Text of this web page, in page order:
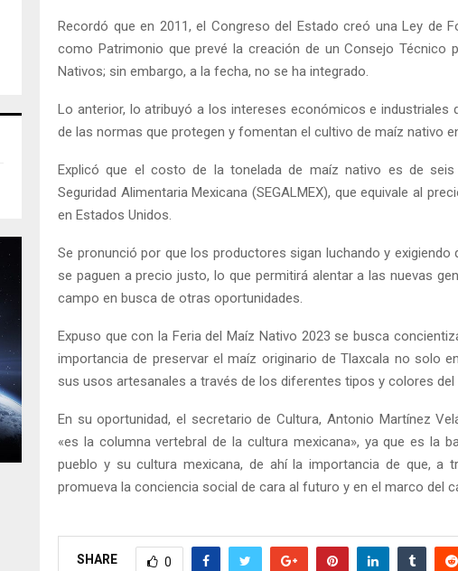
Recordó que en 2011, el Congreso del Estado creó una Ley de
como Patrimonio que prevé la creación de un Consejo Técnico
Nativos; sin embargo, a la fecha, no se ha integrado.
Lo anterior, lo atribuyó a los intereses económicos e industriales
de las normas que protegen y fomentan el cultivo de maíz nativo
Explicó que el costo de la tonelada de maíz nativo es de
Seguridad Alimentaria Mexicana (SEGALMEX), que equivale al
en Estados Unidos.
Se pronunció por que los productores sigan luchando y
se paguen a precio justo, lo que permitirá alentar a las nuevas
campo en busca de otras oportunidades.
Expuso que con la Feria del Maíz Nativo 2023 se busca
importancia de preservar el maíz originario de Tlaxcala no solo
sus usos artesanales a través de los diferentes tipos y colores del
En su oportunidad, el secretario de Cultura, Antonio Martínez
«es la columna vertebral de la cultura mexicana», ya que es la
pueblo y su cultura mexicana, de ahí la importancia de que, a
promueva la conciencia social de cara al futuro y en el marco del
SHARE 0
Reply Retweet Favorite